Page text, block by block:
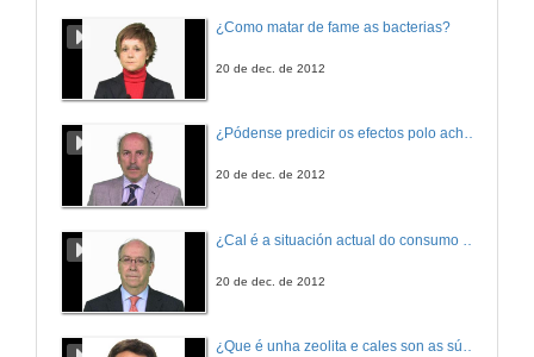
¿Como matar de fame as bacterias?
20 de dec. de 2012
¿Pódense predicir os efectos polo achegamento á Terra dos asteroides?
20 de dec. de 2012
20 de dec. de 2012
¿Que é unha zeolita e cales son as súas aplicacións?